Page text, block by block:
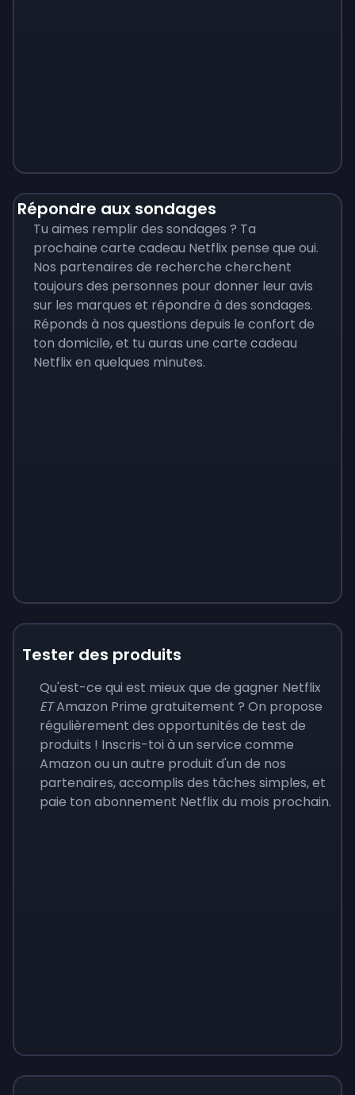
Répondre aux sondages
Tu aimes remplir des sondages ? Ta
prochaine carte cadeau Netflix pense que oui.
Nos partenaires de recherche cherchent
toujours des personnes pour donner leur avis
sur les marques et répondre à des sondages.
Réponds à nos questions depuis le confort de
ton domicile, et tu auras une carte cadeau
Netflix en quelques minutes.
Tester des produits
Qu'est-ce qui est mieux que de gagner Netflix
ETAmazon Prime gratuitement ? On propose
régulièrement des opportunités de test de
produits ! Inscris-toi à un service comme
Amazon ou un autre produit d'un de nos
partenaires, accomplis des tâches simples, et
paie ton abonnement Netflix du mois prochain.